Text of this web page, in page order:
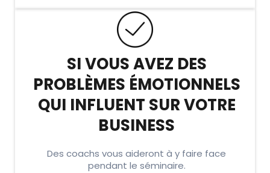
SI VOUS AVEZ DES
PROBLÈMES ÉMOTIONNELS
QUI INFLUENT SUR VOTRE
BUSINESS
Des coachs vous aideront à y faire face
pendant le séminaire.